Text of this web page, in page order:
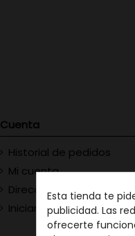
Cuenta
Historial de pedidos
Mi cuenta
Direcciones
Iniciar sesión
Esta tienda te
publicidad. Las
ofrecerte